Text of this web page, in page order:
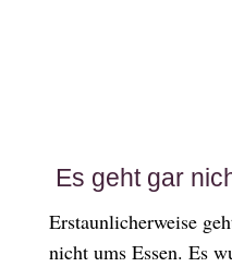
Es geht gar
Erstaunlicherweise
nicht ums Essen. Es